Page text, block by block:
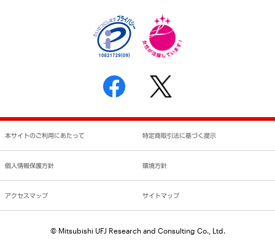
反社会的勢力に対する基本方針
書面による個人情報の開示等の請求の手続きについて
本サイトのご利用にあたって 特定商取引法に基づく提示
個人情報保護方針 環境方針
アクセスマップ サイトマップ
© Mitsubishi UFJ Research and Consulting Co., Ltd.